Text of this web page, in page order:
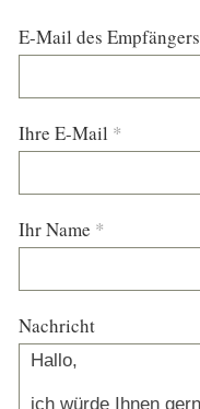
E-Mail des Empfängers
Ihre E-Mail *
Ihr Name *
Nachricht